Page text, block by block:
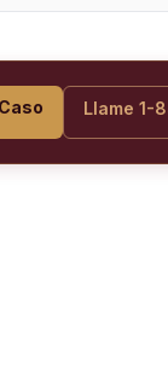
Llame 1-